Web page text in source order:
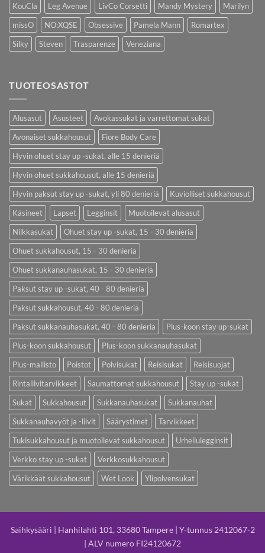
KouCla
Leg Avenue LivCo Corsetti Mandy Mystery
Marilyn
missO
NO:XQSE Obsessive Pamela Mann
Romartex
Silky
Steven Trasparenze Veneziana
TUOTEOSASTOT
Alusasut Asusteet
Avokassukat ja varrettomat sukat
Avonaiset sukkahousut
Fiore Body Care
Hyvin ohuet stay up -sukat, alle 15 denieriä
Hyvin ohuet sukkahousut, alle 15 denieriä
Hyvin paksut stay up -sukat, yli 80 denieriä
Kuviolliset sukkahousut
Käsineet
Lapset Legginsit
Muotoilevat alusasut
Nilkkasukat
Ohuet stay up -sukat, 15 - 30 denieriä
Ohuet sukkahousut, 15 - 30 denieriä
Ohuet sukkanauhasukat, 15 - 30 denieriä
Paksut stay up -sukat, 40 - 80 denieriä
Paksut sukkahousut, 40 - 80 denieriä
Paksut sukkanauhasukat, 40 - 80 denieriä
Plus-koon stay up-sukat
Plus-koon sukkahousut
Plus-koon sukkanauhasukat
Plus-mallisto
Poistot Polvisukat Reisisukat
Reisisuojat
Rintaliivitarvikkeet
Saumattomat sukkahousut
Stay up -sukat
Sukat
Sukkahousut Sukkanauhasukat
Sukkanauhat
Sukkanauhavyöt ja -liivit
Säärystimet
Tarvikkeet
Tukisukkahousut ja muotoilevat sukkahousut
Urheilulegginsit
Verkko stay up -sukat
Verkkosukkahousut
Värikkäät sukkahousut
Wet Look Ylipolvensukat
Saihkysääri | Hanhilahti 101, 33680 Tampere | Y-tunnus 2412067-2
| ALV numero FI24120672